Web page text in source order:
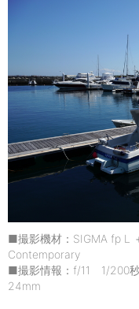
■撮影機材：SIGMA fp L
Contemporary
■撮影情報：f/11 1/200
24mm